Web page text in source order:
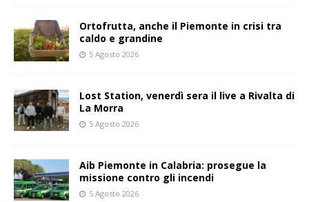
Ortofrutta, anche il Piemonte in crisi tra
caldo e grandine
5 Agosto 2026
Lost Station, venerdì sera il live a Rivalta di
La Morra
5 Agosto 2026
Aib Piemonte in Calabria: prosegue la
missione contro gli incendi
5 Agosto 2026